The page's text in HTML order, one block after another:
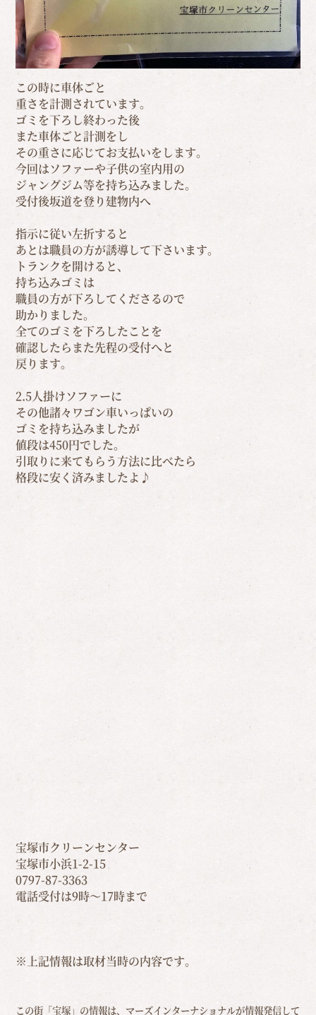
この時に車体ごと
重さを計測されています。
ゴミを下ろし終わった後
また車体ごと計測をし
その重さに応じてお支払いをします。
今回はソファーや子供の室内用の
ジャングジム等を持ち込みました。
受付後坂道を登り建物内へ
指示に従い左折すると
あとは職員の方が誘導して下さいます。
トランクを開けると、
持ち込みゴミは
職員の方が下ろしてくださるので
助かりました。
全てのゴミを下ろしたことを
確認したらまた先程の受付へと
戻ります。
2.5人掛けソファーに
その他諸々ワゴン車いっぱいの
ゴミを持ち込みましたが
値段は450円でした。
引取りに来てもらう方法に比べたら
格段に安く済みましたよ♪
宝塚市クリーンセンター
宝塚市小浜1-2-15
0797-87-3363
電話受付は9時～17時まで
※上記情報は取材当時の内容です。
この街「宝塚」の情報は、マーズインターナショナルが情報発信して